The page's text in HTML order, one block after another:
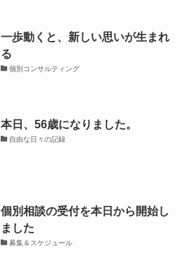
一歩動くと、新しい思いが生まれ
る
個別コンサルティング
本日、56歳になりました。
自由な日々の記録
個別相談の受付を本日から開始し
ました
募集＆スケジュール